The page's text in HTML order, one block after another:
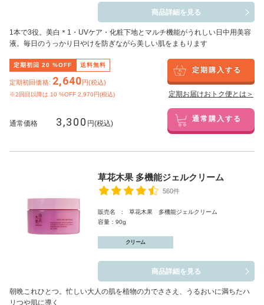
商品詳細を見る
1本で3役。美白 ＊1 ・UVケア・化粧下地とマルチ機能がうれしい日中用美容
液。毎日のうっかり日やけを防ぎながら美しい肌をまもります
定期初回 20 %OFF 送料無料
定期初回価格: 2,640円(税込)
※2回目以降は 10 %OFF 2,970円(税込)
定期購入する
定期お届けおトク便とは＞
通常価格 3,300 円(税込) 通常購入する
草花木果 多機能ジェルクリーム
560件
販売名 : 草花木果 多機能ジェルクリーム
容量：90g
クリーム
商品詳細を見る
朝晩これひとつ。忙しい大人の肌を植物の力でささえ、うるおいに満ちたハ
リつや肌に導く